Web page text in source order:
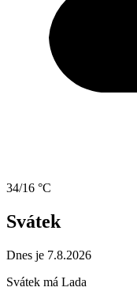
34/16 °C
Svátek
Dnes je 7.8.2026
Svátek má Lada